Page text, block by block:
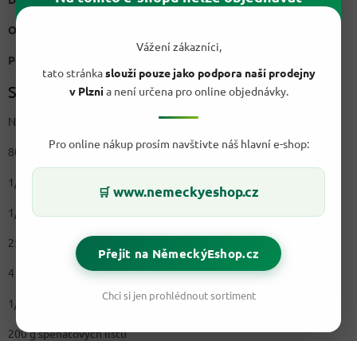
Vážení zákazníci,
tato stránkaslouží pouze jako podpora naší prodejny
v Plznia není určena pro online objednávky.
Pro online nákup prosím navštivte náš hlavní e-shop:
🛒 www.nemeckyeshop.cz
Přejít na NěmeckýEshop.cz
Chci si jen prohlédnout sortiment
Obtížnost:
Počet kalorií na porci:
Suroviny na 4 porce:
Na bramborový salát:
800 g vařených brambor
1/2 svazku čerstvé majoránky(asi tak jedna menší hrst)
1/2 svazku čerstvého oregana (asi tak jedna menší hrst)
250 ml silného zeleninového vývaru
4 jarní cibulky
1/2 svazku hladkolisté petrželky
200 g špenátových listů